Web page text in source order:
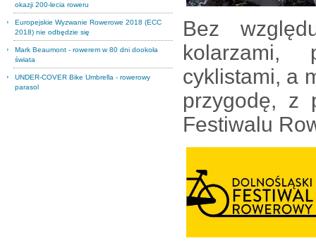
okazji 200-lecia roweru
Europejskie Wyzwanie Rowerowe 2018 (ECC
2018) nie odbędzie się
Mark Beaumont - rowerem w 80 dni dookoła
świata
UNDER-COVER Bike Umbrella - rowerowy
parasol
Bez
kolarzami,
cyklistami, a
przygodę, z
Festiwalu